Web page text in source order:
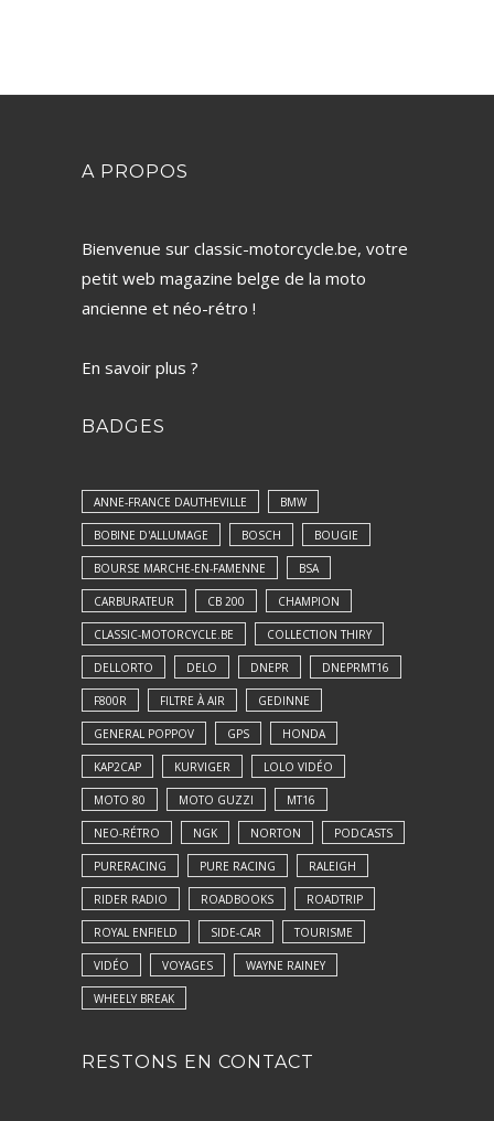
A PROPOS
Bienvenue sur classic-motorcycle.be, votre
petit web magazine belge de la moto
ancienne et néo-rétro !
En savoir plus ?
BADGES
ANNE-FRANCE DAUTHEVILLE BMW
BOBINE D'ALLUMAGE BOSCH BOUGIE
BOURSE MARCHE-EN-FAMENNE BSA
CARBURATEUR CB 200 CHAMPION
CLASSIC-MOTORCYCLE.BE COLLECTION THIRY
DELLORTO DELO DNEPR DNEPRMT16
F800R FILTRE À AIR GEDINNE
GENERAL POPPOV GPS HONDA
KAP2CAP KURVIGER LOLO VIDÉO
MOTO 80 MOTO GUZZI MT16
NEO-RÉTRO NGK NORTON PODCASTS
PURERACING PURE RACING RALEIGH
RIDER RADIO ROADBOOKS ROADTRIP
ROYAL ENFIELD SIDE-CAR TOURISME
VIDÉO VOYAGES WAYNE RAINEY
WHEELY BREAK
RESTONS EN CONTACT